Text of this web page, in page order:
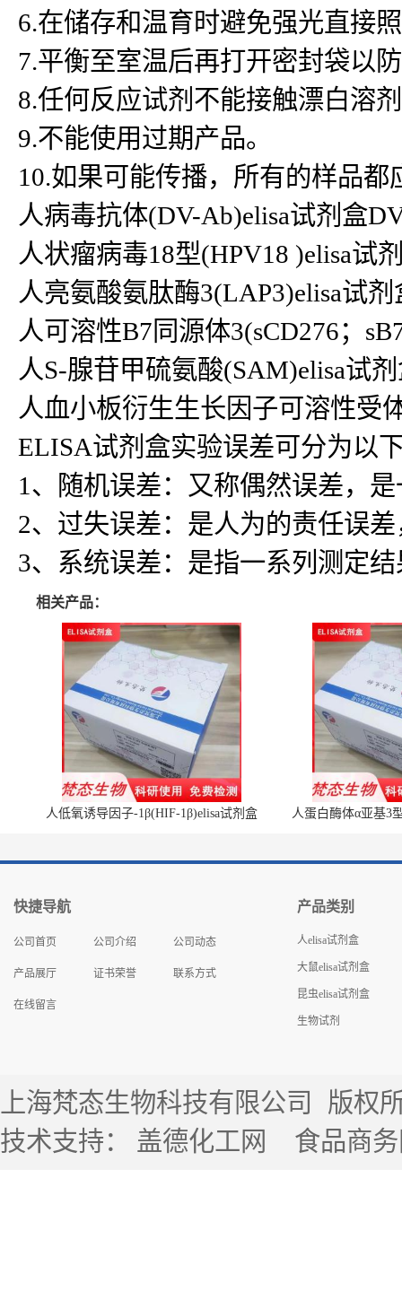
6.在储存和温育时避免强光直接
7.平衡至室温后再打开密封袋以
8.任何反应试剂不能接触漂白溶
9.不能使用过期产品。
10.如果可能传播，所有的样品
人病毒抗体(DV-Ab)elisa试剂盒
人状瘤病毒18型(HPV18 )elisa试
人亮氨酸氨肽酶3(LAP3)elisa试
人可溶性B7同源体3(sCD276；
人S-腺苷甲硫氨酸(SAM)elisa试
人血小板衍生生长因子可溶性受
ELISA试剂盒实验误差可分为以
1、随机误差：又称偶然误差，
2、过失误差：是人为的责任误
3、系统误差：是指一系列测定
相关产品：
人低氧诱导因子-1β(HIF-1β)elisa试剂盒 人蛋白酶体α亚基3
快捷导航
公司首页 公司介绍 公司动态
产品展厅 证书荣誉 联系方式
在线留言
产品类别
人elisa试剂盒
大鼠elisa试剂盒
昆虫elisa试剂盒
生物试剂
上海梵态生物科技有限公司
版权
技术支持： 盖德化工网 食品商